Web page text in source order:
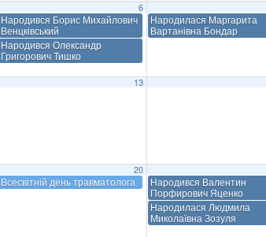
6
Народився Борис Михайлович
Венцківський
Народився Олександр
Григорович Тишко
Народилася Маргарита
Вартанівна Бондар
13
20
Всесвітній день травматолога
Народився Валентин
Порфирович Яценко
Народилася Людмила
Миколаївна Зозуля